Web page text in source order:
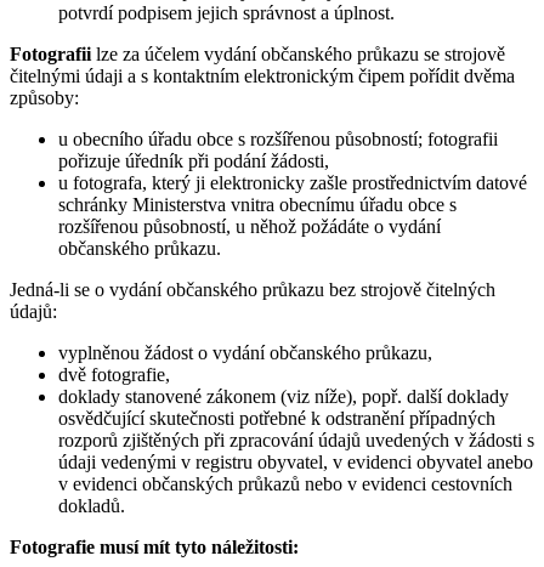
potvrdí podpisem jejich správnost a úplnost.
Fotografii lze za účelem vydání občanského průkazu se strojově
čitelnými údaji a s kontaktním elektronickým čipem pořídit dvěma
způsoby:
u obecního úřadu obce s rozšířenou působností; fotografii
pořizuje úředník při podání žádosti,
u fotografa, který ji elektronicky zašle prostřednictvím datové
schránky Ministerstva vnitra obecnímu úřadu obce s
rozšířenou působností, u něhož požádáte o vydání
občanského průkazu.
Jedná-li se o vydání občanského průkazu bez strojově čitelných
údajů:
vyplněnou žádost o vydání občanského průkazu,
dvě fotografie,
doklady stanovené zákonem (viz níže), popř. další doklady
osvědčující skutečnosti potřebné k odstranění případných
rozporů zjištěných při zpracování údajů uvedených v žádosti s
údaji vedenými v registru obyvatel, v evidenci obyvatel anebo
v evidenci občanských průkazů nebo v evidenci cestovních
dokladů.
Fotografie musí mít tyto náležitosti: